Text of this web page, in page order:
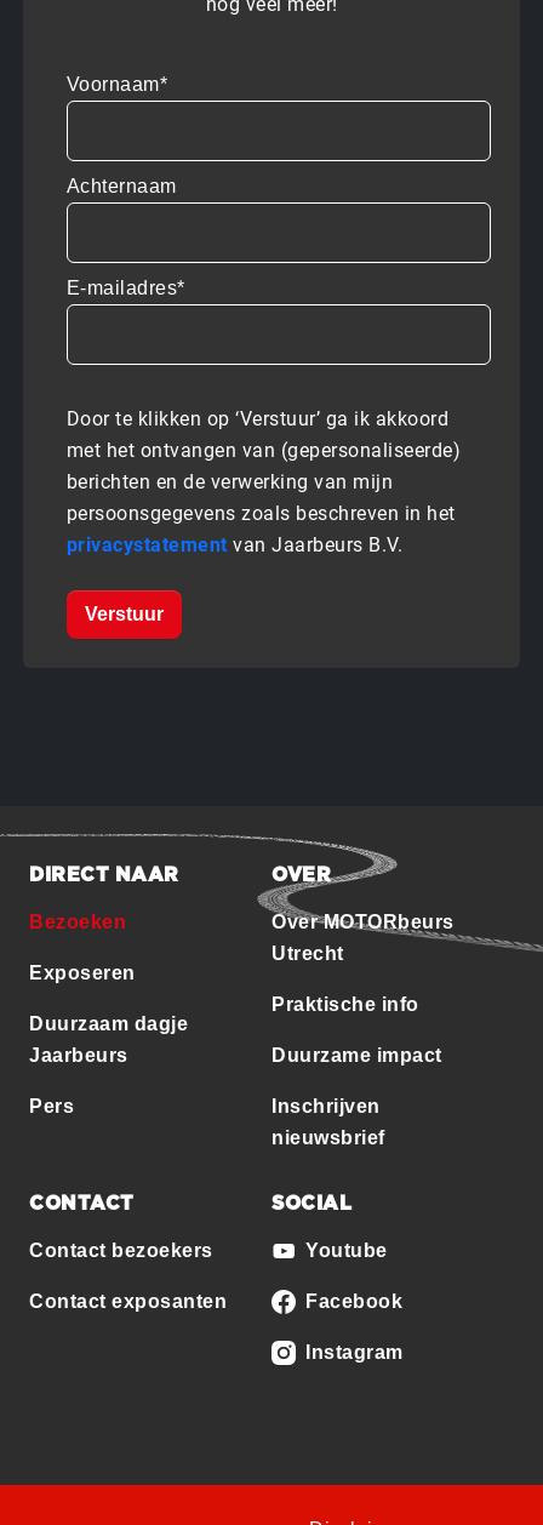
Voornaam*
Achternaam
E-mailadres*
Door te klikken op ‘Verstuur’ ga ik akkoord
met het ontvangen van (gepersonaliseerde)
berichten en de verwerking van mijn
persoonsgegevens zoals beschreven in het
privacystatementvan Jaarbeurs B.V.
Verstuur
DIRECT NAAR
Bezoeken
Exposeren
Duurzaam dagje
Jaarbeurs
Pers
OVER
Over MOTORbeurs
Utrecht
Praktische info
Duurzame impact
Inschrijven
nieuwsbrief
CONTACT
Contact bezoekers
Contact exposanten
SOCIAL
Youtube
Facebook
Instagram